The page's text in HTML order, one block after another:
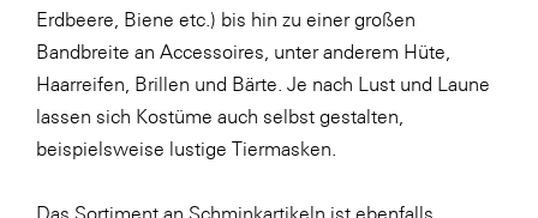
TAG GmbH
VALETTA
Verband Druck Medien Österreich
Wirtschaftskammer Salzburg
Erdbeere, Biene etc.) bis hin zu einer großen
Bandbreite an Accessoires, unter anderem Hüte,
Haarreifen, Brillen und Bärte. Je nach Lust und Laune
lassen sich Kostüme auch selbst gestalten,
beispielsweise lustige Tiermasken
Das Sortiment an Schminkartikeln ist ebenfalls